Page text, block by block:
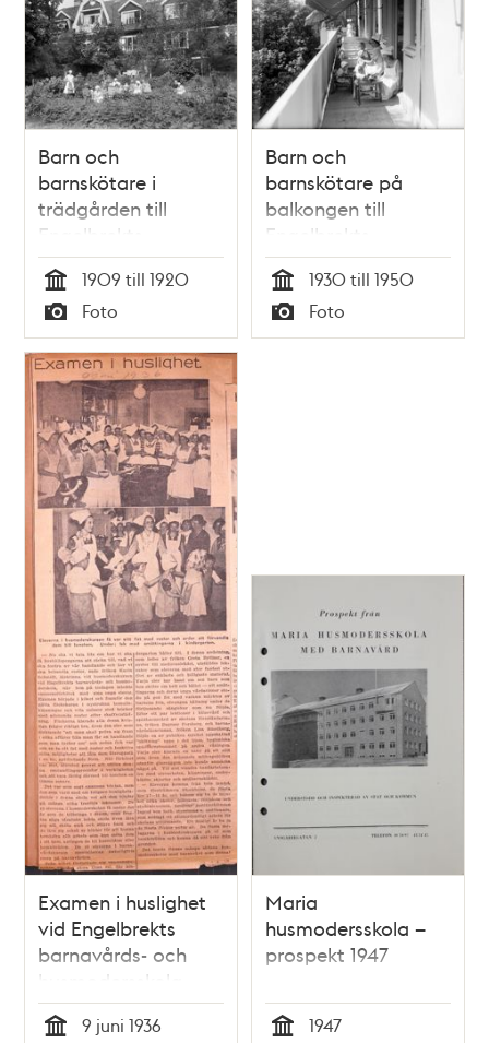
Barn och
barnskötare i
trädgården till
Engelbrekts
barnkrubba.
Tid
1909 till 1920
Typ
Foto
Barn och
barnskötare på
balkongen till
Engelbrekts
Barnavårds &
Husmodersskola..
Tid
1930 till 1950
Typ
Foto
Examen i huslighet
vid Engelbrekts
barnavårds- och
husmodersskola
9 juni 1936
Maria
husmodersskola –
prospekt 1947
1947